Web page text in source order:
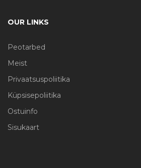
OUR LINKS
Peotarbed
Meist
Privaatsuspoliitika
Küpsisepoliitika
Ostuinfo
Sisukaart